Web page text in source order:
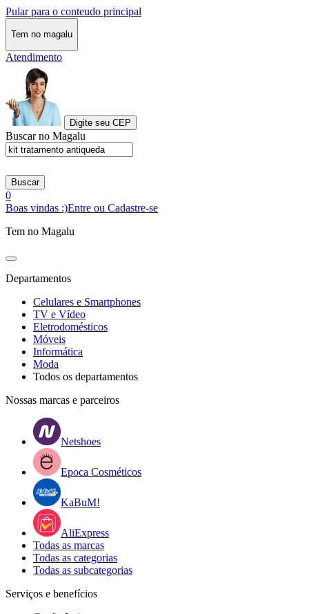
Pular para o conteudo principal
Tem no magalu
Atendimento
Digite seu CEP
Buscar no Magalu
Buscar
0
Boas vindas :)Entre ou Cadastre-se
Tem no Magalu
Departamentos
Celulares e Smartphones
TV e Vídeo
Eletrodomésticos
Móveis
Informática
Moda
Todos os departamentos
Nossas marcas e parceiros
Netshoes
Epoca Cosméticos
KaBuM!
AliExpress
Todas as marcas
Todas as categorias
Todas as subcategorias
Serviços e benefícios